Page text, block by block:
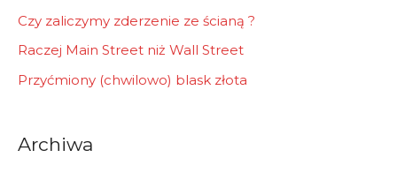
Czy zaliczymy zderzenie ze ścianą ?
Raczej Main Street niż Wall Street
Przyćmiony (chwilowo) blask złota
Archiwa